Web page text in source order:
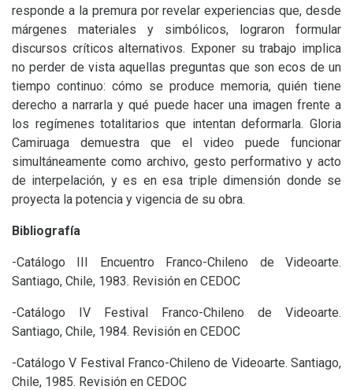
responde a la premura por revelar experiencias que, desde
márgenes materiales y simbólicos, lograron formular
discursos críticos alternativos. Exponer su trabajo implica
no perder de vista aquellas preguntas que son ecos de un
tiempo continuo: cómo se produce memoria, quién tiene
derecho a narrarla y qué puede hacer una imagen frente a
los regímenes totalitarios que intentan deformarla. Gloria
Camiruaga demuestra que el video puede funcionar
simultáneamente como archivo, gesto performativo y acto
de interpelación, y es en esa triple dimensión donde se
proyecta la potencia y vigencia de su obra.
Bibliografía
-Catálogo III Encuentro Franco-Chileno de Videoarte.
Santiago, Chile, 1983. Revisión en CEDOC
-Catálogo IV Festival Franco-Chileno de Videoarte.
Santiago, Chile, 1984. Revisión en CEDOC
-Catálogo V Festival Franco-Chileno de Videoarte. Santiago,
Chile, 1985. Revisión en CEDOC